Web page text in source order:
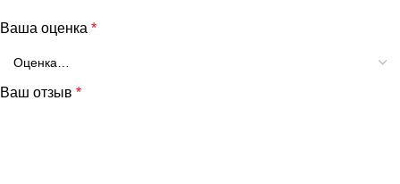
Ваша оценка *
Ваш отзыв *